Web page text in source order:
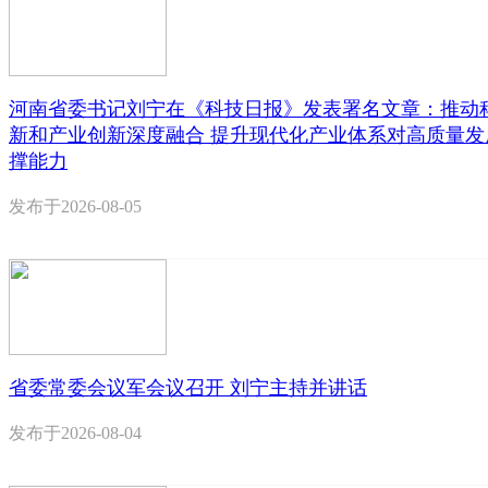
河南省委书记刘宁在《科技日报》发表署名文章：推动
新和产业创新深度融合 提升现代化产业体系对高质量
撑能力
发布于2026-08-05
省委常委会议军会议召开 刘宁主持并讲话
发布于2026-08-04